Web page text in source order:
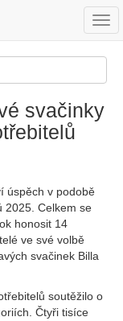
svačinky
úspěch v podobě
2025. Celkem se
honosit 14
ve své volbě
svačinek Billa
soutěžilo o
Čtyři tisíce